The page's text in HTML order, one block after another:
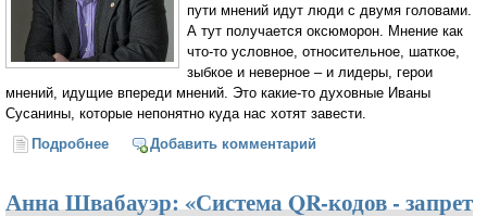
пути мнений идут люди с двумя головами.
А тут получается оксюморон. Мнение как
что-то условное, относительное, шаткое,
зыбкое и неверное – и лидеры, герои
мнений, идущие впереди мнений. Это какие-то духовные Иваны
Сусанины, которые непонятно куда нас хотят завести.
Подробнее о Алексей Козырев: «Мнение – это всегда то, что
Добавить комментарий
Анна Швабауэр: «Система QR-кодов - запрет